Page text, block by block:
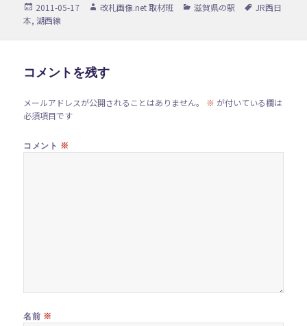
投
稿
2011-05-17
作
改札画像.net 取材班
カ
滋賀県の駅
タ
JR西日
本,湖西線
コメントを残す
メールアドレスが公開されることはありません。 ※ が付いている欄は
必須項目です
コメント ※
名前 ※